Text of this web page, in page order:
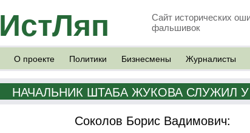
ИстЛяп
Сайт исторических
фальшивок
О проекте Политики Бизнесмены Журналисты
НАЧАЛЬНИК ШТАБА ЖУКОВА СЛУЖИЛ
Соколов Борис Вадимович: